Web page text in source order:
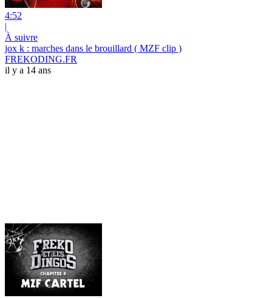
4:52
|
À suivre
jox k : marches dans le brouillard ( MZF clip )
FREKODING.FR
il y a 14 ans